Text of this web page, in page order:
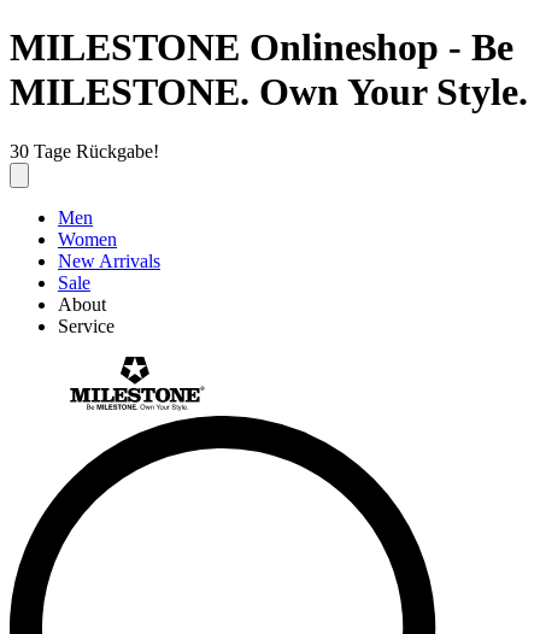
MILESTONE Onlineshop - Be
MILESTONE. Own Your Style.
30 Tage Rückgabe!
Men
Women
New Arrivals
Sale
About
Service